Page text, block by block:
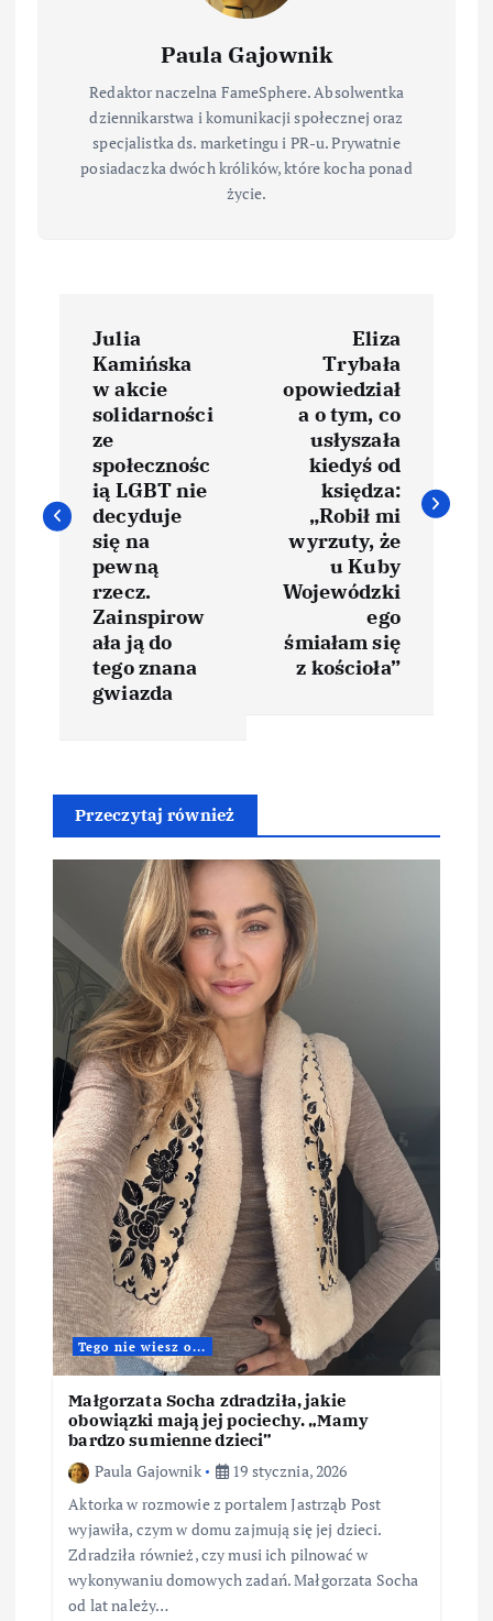
Paula Gajownik
Redaktor naczelna FameSphere. Absolwentka
dziennikarstwa i komunikacji społecznej oraz
specjalistka ds. marketingu i PR-u. Prywatnie
posiadaczka dwóch królików, które kocha ponad
życie.
g
w
p
Julia
Kamińska
w akcie
solidarności
ze
społecznośc
ią LGBT nie
decyduje
się na
pewną
rzecz.
Zainspirow
ała ją do
tego znana
gwiazda
Eliza
Trybała
opowiedział
a o tym, co
usłyszała
kiedyś od
księdza:
„Robił mi
wyrzuty, że
u Kuby
Wojewódzki
ego
śmiałam się
z kościoła”
Przeczytaj również
Tego nie wiesz o...
Małgorzata Socha zdradziła, jakie
obowiązki mają jej pociechy. „Mamy
bardzo sumienne dzieci”
Paula Gajownik
19 stycznia, 2026
Aktorka w rozmowie z portalem Jastrząb Post
wyjawiła, czym w domu zajmują się jej dzieci.
Zdradziła również, czy musi ich pilnować w
wykonywaniu domowych zadań. Małgorzata Socha
od lat należy…